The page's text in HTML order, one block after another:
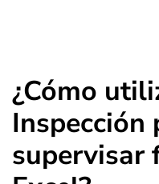
¿Cómo
Inspección
supervisar